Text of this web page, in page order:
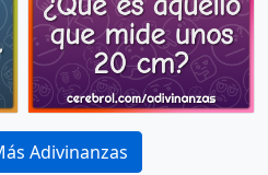
Adivinanzas